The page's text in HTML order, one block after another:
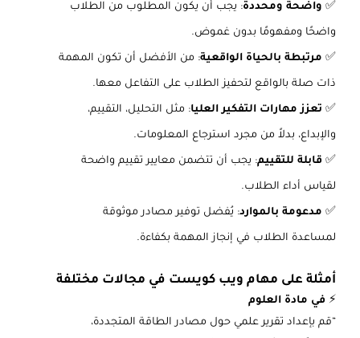
✅ واضحة ومحددة: يجب أن يكون المطلوب من الطلاب
واضحًا ومفهومًا بدون غموض.
✅ مرتبطة بالحياة الواقعية: من الأفضل أن تكون المهمة
ذات صلة بالواقع لتحفيز الطلاب على التفاعل معها.
✅ تعزز مهارات التفكير العليا: مثل التحليل، التقييم،
والإبداع، بدلاً من مجرد استرجاع المعلومات.
✅ قابلة للتقييم: يجب أن تتضمن معايير تقييم واضحة
لقياس أداء الطلاب.
✅ مدعومة بالموارد: يُفضل توفير مصادر موثوقة
لمساعدة الطلاب في إنجاز المهمة بكفاءة.
أمثلة على مهام ويب كويست في مجالات مختلفة
⚡ في مادة العلوم
“قم بإعداد تقرير علمي حول مصادر الطاقة المتجددة،